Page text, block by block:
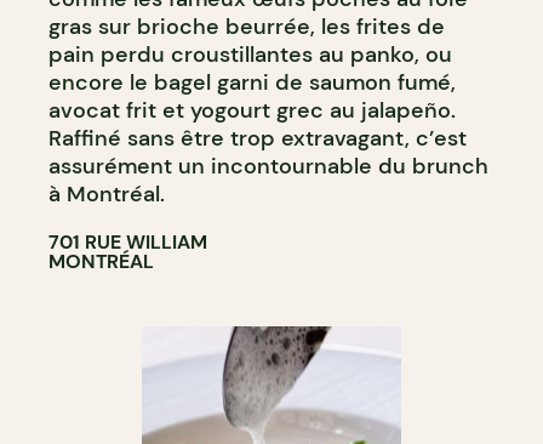
gras sur brioche beurrée, les frites de
pain perdu croustillantes au panko, ou
encore le bagel garni de saumon fumé,
avocat frit et yogourt grec au jalapeño.
Raffiné sans être trop extravagant, c’est
assurément un incontournable du brunch
à Montréal.
701 RUE WILLIAM
MONTRÉAL